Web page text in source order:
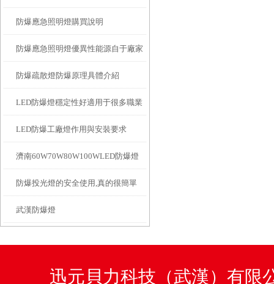
防爆應急照明燈購買說明
防爆應急照明燈優異性能源自于廠家
精心的布局設計
防爆疏散燈防爆原理具體介紹
LED防爆燈穩定性好適用于很多職業
照明
LED防爆工廠燈作用與安裝要求
濟南60W70W80W100WLED防爆燈
防爆投光燈的安全使用,真的很簡單
武漢防爆燈
迅元貝力科技（武漢）有限